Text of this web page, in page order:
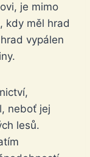
je mimo
kdy měl hrad
vypálen
neboť jej
lesů.